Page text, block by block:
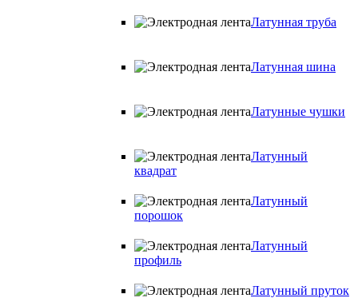
Латунная труба
Латунная шина
Латунные чушки
Латунный
квадрат
Латунный
порошок
Латунный
профиль
Латунный пруток